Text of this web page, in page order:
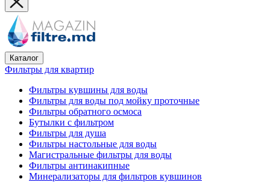
Каталог
Фильтры для квартир
Фильтры кувшины для воды
Фильтры для воды под мойку проточные
Фильтры обратного осмоса
Бутылки с фильтром
Фильтры для душа
Фильтры настольные для воды
Магистральные фильтры для воды
Фильтры антинакипные
Минерализаторы для фильтров кувшинов